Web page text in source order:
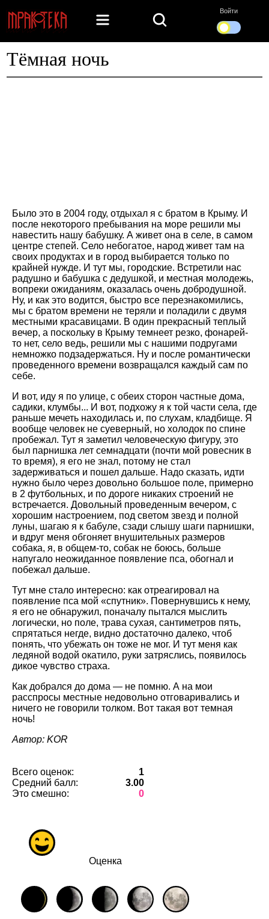
Войти
Тëмная ночь
Было это в 2004 году, отдыхал я с братом в Крыму. И
после некоторого пребывания на море решили мы
навестить нашу бабушку. А живет она в селе, в самом
центре степей. Село небогатое, народ живет там на
своих продуктах и в город выбирается только по
крайней нужде. И тут мы, городские. Встретили нас
радушно и бабушка с дедушкой, и местная молодежь,
вопреки ожиданиям, оказалась очень добродушной.
Ну, и как это водится, быстро все перезнакомились,
мы с братом времени не теряли и поладили с двумя
местными красавицами. В один прекрасный теплый
вечер, а поскольку в Крыму темнеет резко, фонарей-
то нет, село ведь, решили мы с нашими подругами
немножко подзадержаться. Ну и после романтически
проведенного времени возвращался каждый сам по
себе.
И вот, иду я по улице, с обеих сторон частные дома,
садики, клумбы... И вот, подхожу я к той части села, где
раньше мечеть находилась и, по слухам, кладбище. Я
вообще человек не суеверный, но холодок по спине
пробежал. Тут я заметил человеческую фигуру, это
был парнишка лет семнадцати (почти мой ровесник в
то время), я его не знал, потому не стал
задерживаться и пошел дальше. Надо сказать, идти
нужно было через довольно большое поле, примерно
в 2 футбольных, и по дороге никаких строений не
встречается. Довольный проведенным вечером, с
хорошим настроением, под светом звезд и полной
луны, шагаю я к бабуле, сзади слышу шаги парнишки,
и вдруг меня обгоняет внушительных размеров
собака, я, в общем-то, собак не боюсь, больше
напугало неожиданное появление пса, обогнал и
побежал дальше.
Тут мне стало интересно: как отреагировал на
появление пса мой «спутник». Повернувшись к нему,
я его не обнаружил, поначалу пытался мыслить
логически, но поле, трава сухая, сантиметров пять,
спрятаться негде, видно достаточно далеко, чтоб
понять, что убежать он тоже не мог. И тут меня как
ледяной водой окатило, руки затряслись, появилось
дикое чувство страха.
Как добрался до дома — не помню. А на мои
расспросы местные недовольно отговаривались и
ничего не говорили толком. Вот такая вот темная
ночь!
Автор: KOR
Всего оценок:
1
Средний балл:
3.00
Это смешно:
0
Оценка